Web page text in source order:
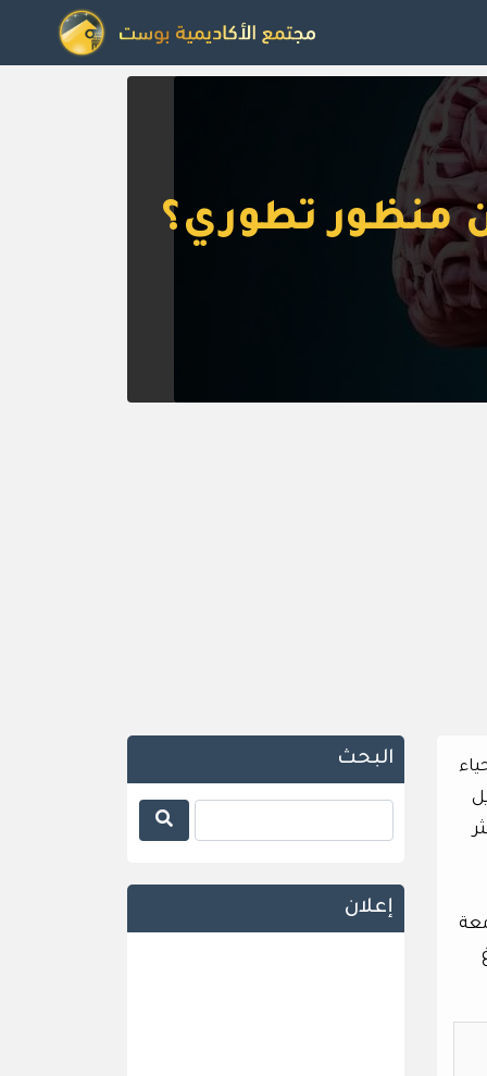
منظور تطوري؟
البحث
إعلان